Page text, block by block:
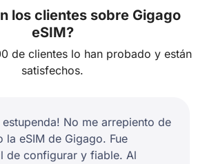
los clientes sobre Gigago
eSIM?
de clientes lo han probado y están
satisfechos.
estupenda! No me arrepiento de
la eSIM de Gigago. Fue
de configurar y fiable. Al